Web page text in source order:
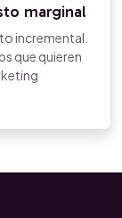
marginal
incremental.
que quieren